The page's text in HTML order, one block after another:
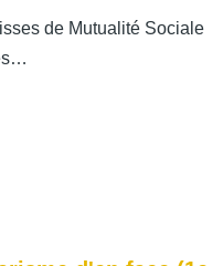
de Mutualité Sociale